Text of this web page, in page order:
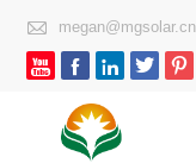
 megan@mgsolar.cn
    